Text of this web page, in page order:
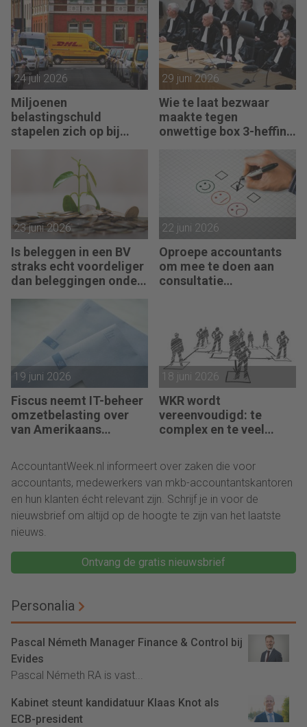
24 juli 2026
Miljoenen
belastingschuld
stapelen zich op bij
29 juni 2026
Wie te laat bezwaar
maakte tegen
onwettige box 3-heffing
23 juni 2026
Is beleggen in een BV
straks echt voordeliger
dan beleggingen onder
22 juni 2026
Oproepe accountants
om mee te doen aan
consultatie
19 juni 2026
Fiscus neemt IT-beheer
omzetbelasting over
van Amerikaans
18 juni 2026
WKR wordt
vereenvoudigd: te
complex en te veel
AccountantWeek.nl informeert over zaken die voor
accountants, medewerkers van mkb-accountantskantoren
en hun klanten écht relevant zijn. Schrijf je in voor de
nieuwsbrief om altijd op de hoogte te zijn van het laatste
nieuws.
Ontvang de gratis nieuwsbrief
Personalia
Pascal Németh Manager Finance & Control bij
Evides
Pascal Németh RA is vast...
Kabinet steunt kandidatuur Klaas Knot als
ECB-president